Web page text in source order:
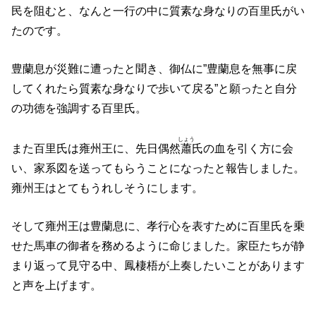
民を阻むと、なんと一行の中に質素な身なりの百里氏がい
たのです。
豊蘭息が災難に遭ったと聞き、御仏に”豊蘭息を無事に戻
してくれたら質素な身なりで歩いて戻る”と願ったと自分
の功徳を強調する百里氏。
また百里氏は雍州王に、先日偶然蕭
しょう
氏の血を引く方に会
い、家系図を送ってもらうことになったと報告しました。
雍州王はとてもうれしそうにします。
そして雍州王は豊蘭息に、孝行心を表すために百里氏を乗
せた馬車の御者を務めるように命じました。家臣たちが静
まり返って見守る中、鳳棲梧が上奏したいことがあります
と声を上げます。